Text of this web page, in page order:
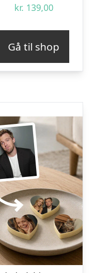
kr. 139,00
Gå til shop